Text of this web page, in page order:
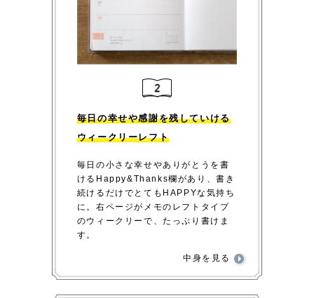
毎日の幸せや感謝を残していける
ウィークリーレフト
毎日の小さな幸せやありがとうを書
けるHappy&Thanks欄があり、書き
続けるだけでとてもHAPPYな気持ち
に。右ページがメモのレフトタイプ
のウィークリーで、たっぷり書けま
す。
中身を見る